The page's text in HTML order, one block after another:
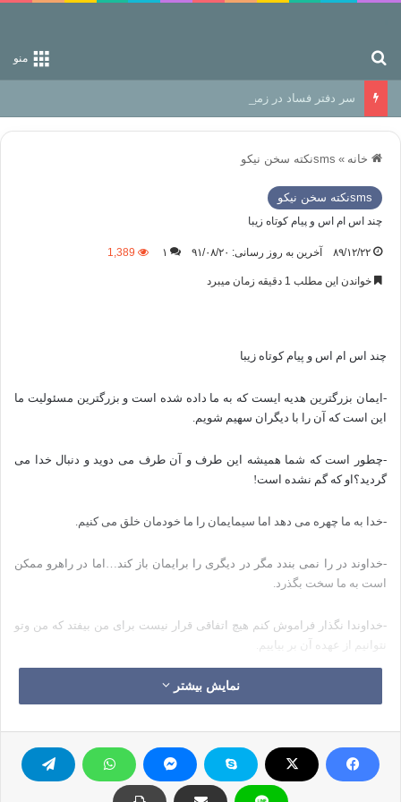
منو
سر دفتر فساد در زمین‌، دوری وکناره‌گیری از راه خداست‌!
خانه » smsنكته سخن نيكو
smsنكته سخن نيكو
چند اس ام اس و پيام كوتاه زيبا
۸۹/۱۲/۲۲ آخرین به روز رسانی: ۹۱/۰۸/۲۰ ۱ 1,389
خواندن این مطلب 1 دقیقه زمان میبرد
چند اس ام اس و پيام كوتاه زيبا
-ایمان بزرگترین هدیه ایست که به ما داده شده است و بزرگترین مسئولیت ما
این است که آن را با دیگران سهیم شویم.
-چطور است که شما همیشه این طرف و آن طرف می دوید و دنبال خدا می
گردید؟او که گم نشده است!
-خدا به ما چهره می دهد اما سیمایمان را ما خودمان خلق می کنیم.
-خداوند در را نمی بندد مگر در دیگری را برایمان باز کند…اما در راهرو ممکن
است به ما سخت بگذرد.
-خداوندا نگذار فراموش کنم هیچ اتفاقی قرار نیست برای من بیفتد که من وتو
نتوانیم از عهده آن بر بیاییم.
-خداوندا شهامت این را به من بده که انچه را نمی توانم بپذیرم تغییر دهم.
-ایمان ما باید مثل فرمان اتومبیلمان باشد نه چرخ زاپاس آن.
-به خداوند بیندیشید،از خداوند تشکر کنید.
نمایش بیشتر